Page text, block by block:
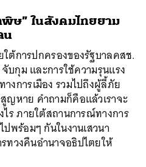
ษ” ในสังคมไทยยาม
น
ต้การปกครองของรัฐบาลคสช.
บกุม และการใช้ความรุนแรง
งการเมือง รวมไปถึงผู้ลี้ภัย
ญหาย คำถามก็คือแล้วเราจะ
ร ภายใต้สถานการณ์ทางการ
พร้อมๆ กันในงานเสวนา
ทวงคืนอำนาจอธิปไตยให้